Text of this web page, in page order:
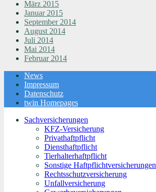
März 2015
Januar 2015
September 2014
August 2014
Juli 2014
Mai 2014
Februar 2014
News
Impressum
Datenschutz
twin Homepages
Sachversicherungen
KFZ-Versicherung
Privathaftpflicht
Diensthaftpflicht
Tierhalterhaftpflicht
Sonstige Haftpflichtversicherungen
Rechtsschutzversicherung
Unfallversicherung